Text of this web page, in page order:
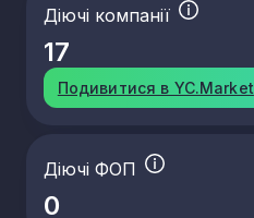
Діючі компанії
17
Подивитися в YC.Market
Діючі ФОП
0